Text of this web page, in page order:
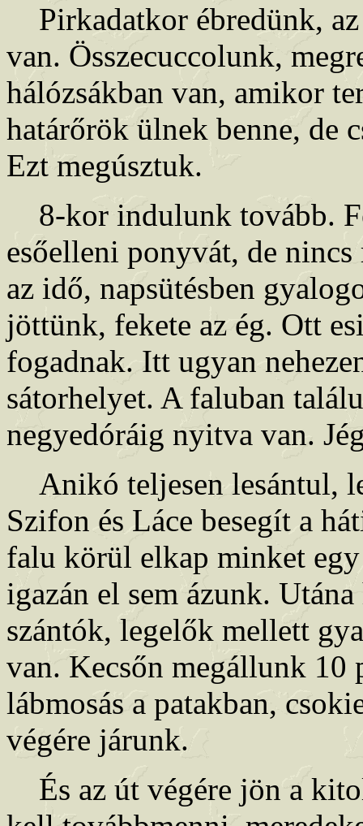
Pirkadatkor ébredünk, az
van. Összecuccolunk,
hálózsákban van, amikor
határőrök ülnek benne, de
Ezt megúsztuk.
8-kor indulunk tovább.
esőelleni ponyvát, de
az idő, napsütésben
jöttünk, fekete az ég. Ott
fogadnak. Itt ugyan
sátorhelyet. A faluban
negyedóráig nyitva van.
Anikó teljesen lesántul,
Szifon és Láce besegít a
falu körül elkap minket
igazán el sem ázunk.
szántók, legelők mellett
van. Kecsőn megállunk 10
lábmosás a patakban,
végére járunk.
És az út végére jön a